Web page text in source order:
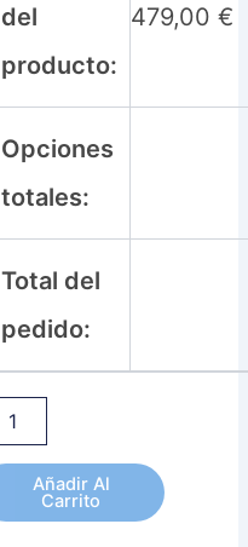
del
producto:
479,00€
Opciones
totales:
Total del
pedido:
Añadir Al
Carrito